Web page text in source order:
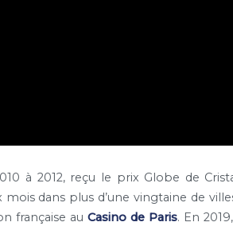
à 2012, reçu le prix Globe de
dans plus d’une vingtaine de
française au Casino de Paris. En